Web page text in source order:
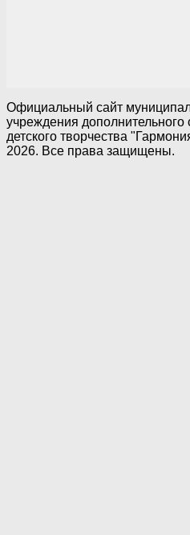
Официальный сайт
учреждения
детского творчества
2026. Все права защищены.